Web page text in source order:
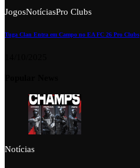
JogosNotíciasPro Clubs
Tuga Clan Entra em Campo no EA FC 26 Pro Clubs
Notícias